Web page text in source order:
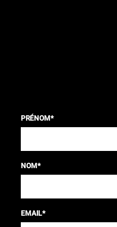
PRÉNOM*
NOM*
EMAIL*